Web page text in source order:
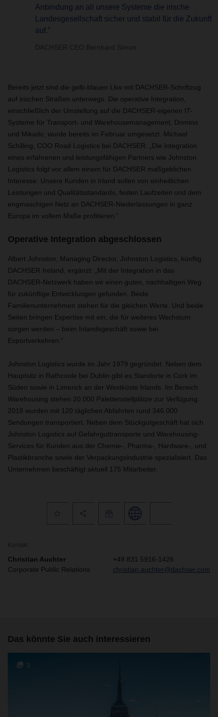
Anbindung an all unsere Systeme die irische
Landesgesellschaft sicher und stabil für die Zukunft
auf.”
DACHSER CEO Bernhard Simon
Bereits jetzt sind die gelb-blauen Lkw mit DACHSER-Schriftzug
auf irischen Straßen unterwegs. Die operative Integration,
einschließlich der Umstellung auf die DACHSER-eigenen IT-
Systeme für Transport- und Warehousemanagement, Domino
und Mikado, wurde bereits im Februar umgesetzt. Michael
Schilling, COO Road Logistics bei DACHSER: „Die Integration
eines erfahrenen und leistungsfähigen Partners wie Johnston
Logistics folgt vor allem einem für DACHSER maßgeblichen
Interesse: Unsere Kunden in Irland sollen von einheitlichen
Leistungen und Qualitätsstandards, festen Laufzeiten und dem
engmaschigen Netz an DACHSER-Niederlassungen in ganz
Europa im vollem Maße profitieren.“
Operative Integration abgeschlossen
Albert Johnston, Managing Director, Johnston Logistics, künftig
DACHSER Ireland, ergänzt: „Mit der Integration in das
DACHSER-Netzwerk haben wir einen guten, nachhaltigen Weg
für zukünftige Entwicklungen gefunden. Beide
Familienunternehmen stehen für die gleichen Werte. Und beide
Seiten bringen Expertise mit ein, die für weiteres Wachstum
sorgen werden – beim Inlandsgeschäft sowie bei
Exportverkehren.“
Johnston Logistics wurde im Jahr 1979 gegründet. Neben dem
Hauptsitz in Rathcoole bei Dublin gibt es Standorte in Cork im
Süden sowie in Limerick an der Westküste Irlands. Im Bereich
Warehousing stehen 20.000 Palettenstellplätze zur Verfügung.
2018 wurden mit 120 täglichen Abfahrten rund 346.000
Sendungen transportiert. Neben dem Stückgutgeschäft hat sich
Johnston Logistics auf Gefahrguttransporte und Warehousing-
Services für Kunden aus der Chemie-, Pharma-, Hardware-, und
Plastikbranche sowie der Verpackungsindustrie spezialisiert. Das
Unternehmen beschäftigt aktuell 175 Mitarbeiter.
Kontakt
Christian Auchter
Corporate Public Relations
+49 831 5916-1426
christian.auchter@dachser.com
Das könnte Sie auch interessieren
3